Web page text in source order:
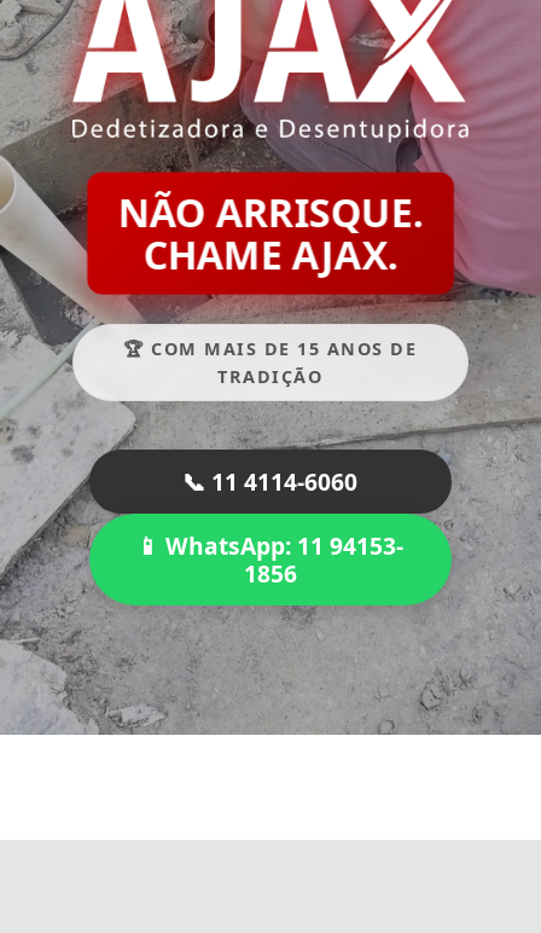
NÃO ARRISQUE.
CHAME AJAX.
🏆 COM MAIS DE 15 ANOS DE
TRADIÇÃO
📞 11 4114-6060
📱 WhatsApp: 11 94153-
1856